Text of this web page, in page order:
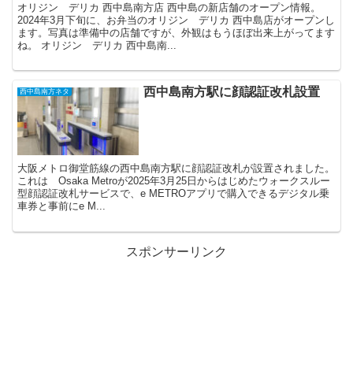
オリジン デリカ 西中島南方店 西中島の新店舗のオープン情報。
2024年3月下旬に、お弁当のオリジン デリカ 西中島店がオープンし
ます。写真は準備中の店舗ですが、外観はもうほぼ出来上がってます
ね。 オリジン デリカ 西中島南...
西中島南方ネタ 西中島南方駅に顔認証改札設置
大阪メトロ御堂筋線の西中島南方駅に顔認証改札が設置されました。
これは Osaka Metroが2025年3月25日からはじめたウォークスルー
型顔認証改札サービスで、e METROアプリで購入できるデジタル乗
車券と事前にe M...
スポンサーリンク